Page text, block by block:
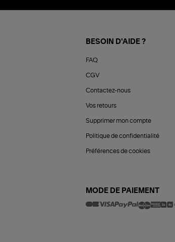
BESOIN D'AIDE ?
FAQ
CGV
Contactez-nous
Vos retours
Supprimer mon compte
Politique de confidentialité
Préférences de cookies
MODE DE PAIEMENT